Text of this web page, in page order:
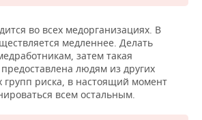
во всех медорганизациях. В
медленнее. Делать
затем такая
людям из других
групп риска, в настоящий момент
всем остальным.